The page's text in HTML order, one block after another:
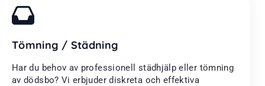
Tömning / Städning
Har du behov av professionell städhjälp eller tömning
av dödsbo? Vi erbjuder diskreta och effektiva